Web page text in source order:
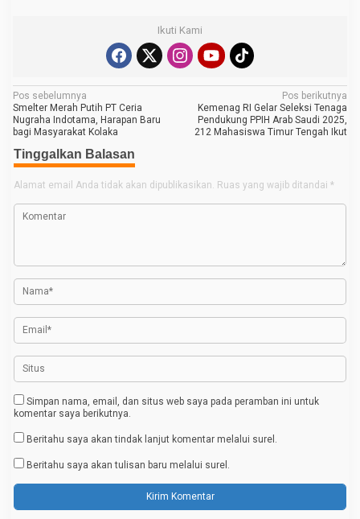
Ikuti Kami
N
a
v
i
g
a
p
o
s
Pos sebelumnya
Smelter Merah Putih PT Ceria
Nugraha Indotama, Harapan Baru
bagi Masyarakat Kolaka
Pos berikutnya
Kemenag RI Gelar Seleksi Tenaga
Pendukung PPIH Arab Saudi 2025,
212 Mahasiswa Timur Tengah Ikut
Tinggalkan Balasan
Alamat email Anda tidak akan dipublikasikan. Ruas yang wajib ditandai *
Simpan nama, email, dan situs web saya pada peramban ini untuk
komentar saya berikutnya.
Beritahu saya akan tindak lanjut komentar melalui surel.
Beritahu saya akan tulisan baru melalui surel.